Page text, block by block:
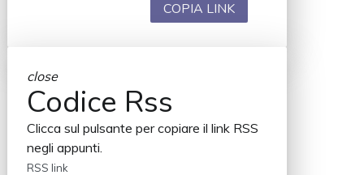
COPIA LINK
close
Codice Rss
Clicca sul pulsante per copiare il link RSS
negli appunti.
RSS link